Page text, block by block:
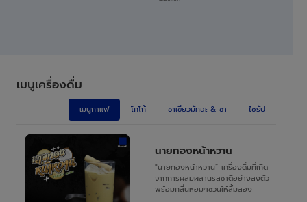
เมนูเครื่องดื่ม
เมนูกาแฟ โกโก้ ชาเขียวมัทฉะ & ชา ไซรัป
นายทองหน้าหวาน
"นายทองหน้าหวาน” เครื่องดื่มที่เกิด
จากการผสมผสานรสชาติอย่างลงตัว
พร้อมกลิ่นหอมๆชวนให้ลิ้มลอง